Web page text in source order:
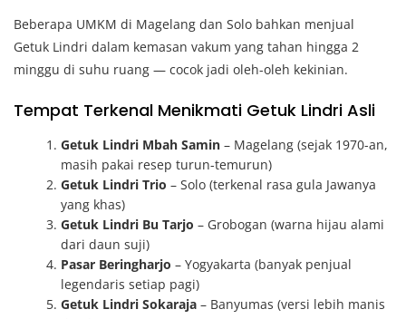
Beberapa UMKM di Magelang dan Solo bahkan menjual
Getuk Lindri dalam kemasan vakum yang tahan hingga 2
minggu di suhu ruang — cocok jadi oleh-oleh kekinian.
Tempat Terkenal Menikmati Getuk Lindri Asli
Getuk Lindri Mbah Samin – Magelang (sejak 1970-an,
masih pakai resep turun-temurun)
Getuk Lindri Trio – Solo (terkenal rasa gula Jawanya
yang khas)
Getuk Lindri Bu Tarjo – Grobogan (warna hijau alami
dari daun suji)
Pasar Beringharjo – Yogyakarta (banyak penjual
legendaris setiap pagi)
Getuk Lindri Sokaraja – Banyumas (versi lebih manis